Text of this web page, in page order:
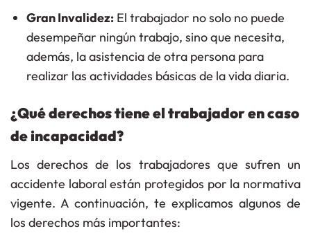
Gran Invalidez: El trabajador no solo no puede
desempeñar ningún trabajo, sino que necesita,
además, la asistencia de otra persona para
realizar las actividades básicas de la vida diaria.
¿Qué derechos tiene el trabajador en caso
de incapacidad?
Los derechos de los trabajadores que sufren un
accidente laboral están protegidos por la normativa
vigente. A continuación, te explicamos algunos de
los derechos más importantes: